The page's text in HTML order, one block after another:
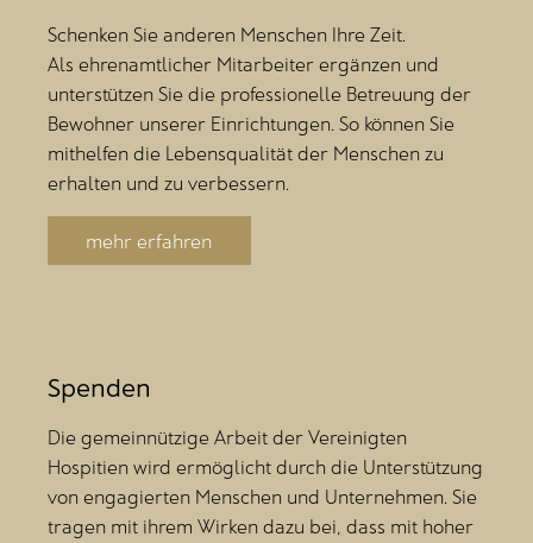
Schenken Sie anderen Menschen Ihre Zeit.
Als ehrenamtlicher Mitarbeiter ergänzen und
unterstützen Sie die professionelle Betreuung der
Bewohner unserer Einrichtungen. So können Sie
mithelfen die Lebensqualität der Menschen zu
erhalten und zu verbessern.
mehr erfahren
Spenden
Die gemeinnützige Arbeit der Vereinigten
Hospitien wird ermöglicht durch die Unterstützung
von engagierten Menschen und Unternehmen. Sie
tragen mit ihrem Wirken dazu bei, dass mit hoher